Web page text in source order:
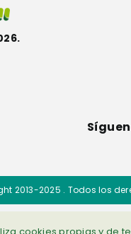
2013-2025 . Todos los